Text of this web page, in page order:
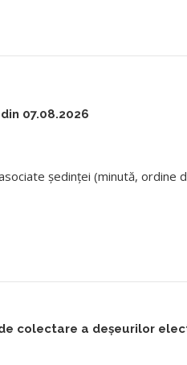
07.08.2026
ședinței (minută, ordine
de colectare a deșeurilor